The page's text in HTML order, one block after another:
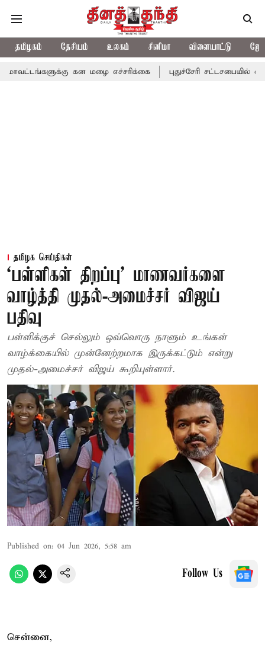
தமிழகம் தேசியம் உலகம் சினிமா விளையாட்டு
கன மழை எச்சரிக்கை புதுச்சேரி சட்டசபையில் வரும் 24ம்
தமிழக செய்திகள்
‘பள்ளிகள் திறப்பு’ மாணவர்களை
வாழ்த்தி முதல்-அமைச்சர் விஜய்
பதிவு
பள்ளிக்குச் செல்லும் ஒவ்வொரு நாளும் உங்கள்
வாழ்க்கையில் முன்னேற்றமாக இருக்கட்டும் என்று
முதல்-அமைச்சர் விஜய் கூறியுள்ளார்.
Published on: 04 Jun 2026, 5:58 am
Follow Us
சென்னை,